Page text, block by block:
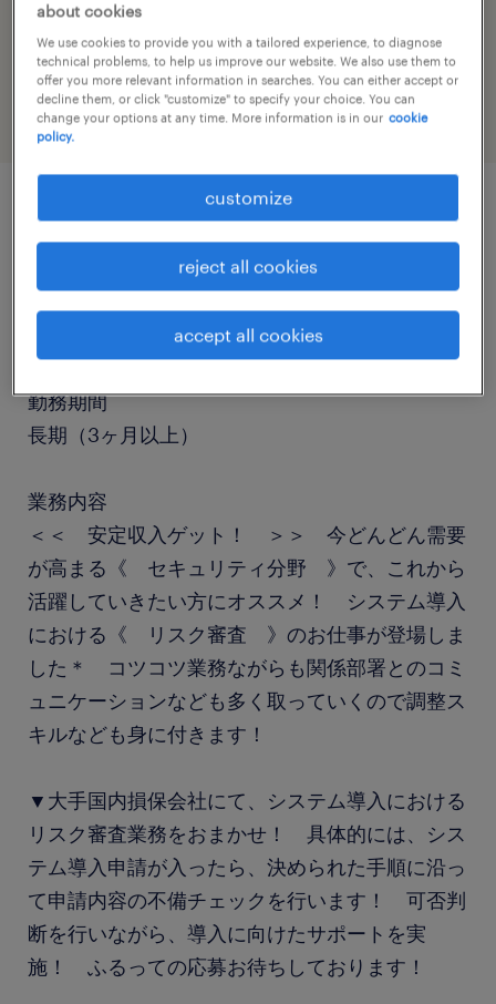
job category
information technology
job details
勤務期間
長期（3ヶ月以上）
業務内容
＜＜ 安定収入ゲット！ ＞＞ 今どんどん需要
が高まる《 セキュリティ分野 》で、これから
活躍していきたい方にオススメ！ システム導入
における《 リスク審査 》のお仕事が登場しま
した＊ コツコツ業務ながらも関係部署とのコミ
ュニケーションなども多く取っていくので調整ス
キルなども身に付きます！
▼大手国内損保会社にて、システム導入における
リスク審査業務をおまかせ！ 具体的には、シス
テム導入申請が入ったら、決められた手順に沿っ
て申請内容の不備チェックを行います！ 可否判
断を行いながら、導入に向けたサポートを実
施！ ふるっての応募お待ちしております！
about cookies
We use cookies to provide you with a tailored experience, to diagnose
technical problems, to help us improve our website. We also use them to
offer you more relevant information in searches. You can either accept or
decline them, or click "customize" to specify your choice. You can
change your options at any time. More information is in our cookie
policy.
customize
reject all cookies
accept all cookies